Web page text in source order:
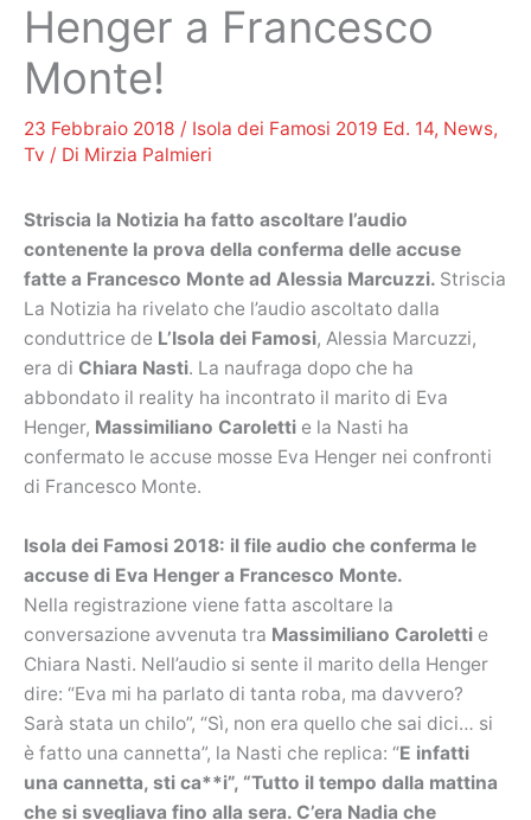
Henger a Francesco
Monte!
23 Febbraio 2018 / Isola dei Famosi 2019 Ed. 14, News,
Tv / Di Mirzia Palmieri
Striscia la Notizia ha fatto ascoltare l’audio
contenente la prova della conferma delle accuse
fatte a Francesco Monte ad Alessia Marcuzzi. Striscia
La Notizia ha rivelato che l’audio ascoltato dalla
conduttrice de L’Isola dei Famosi, Alessia Marcuzzi,
era di Chiara Nasti. La naufraga dopo che ha
abbondato il reality ha incontrato il marito di Eva
Henger, Massimiliano Caroletti e la Nasti ha
confermato le accuse mosse Eva Henger nei confronti
di Francesco Monte.
Isola dei Famosi 2018: il file audio che conferma le
accuse di Eva Henger a Francesco Monte.
Nella registrazione viene fatta ascoltare la
conversazione avvenuta tra Massimiliano Caroletti e
Chiara Nasti. Nell’audio si sente il marito della Henger
dire: “Eva mi ha parlato di tanta roba, ma davvero?
Sarà stata un chilo”, “Sì, non era quello che sai dici… si
è fatto una cannetta”, la Nasti che replica: “E infatti
una cannetta, sti ca**i”, “Tutto il tempo dalla mattina
che si svegliava fino alla sera. C’era Nadia che